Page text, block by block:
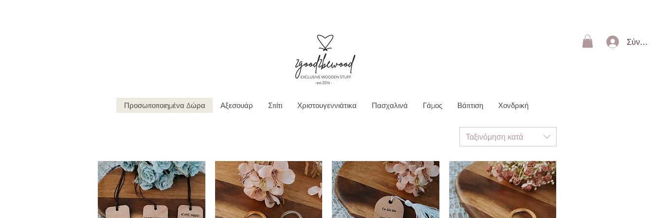
Προσωποποιημένα Δώρα Αξεσουάρ Σπίτι Χριστουγεννιάτικα Πασχαλινά Γάμος Βάπτιση Χονδρική
Ταξινόμηση κατά